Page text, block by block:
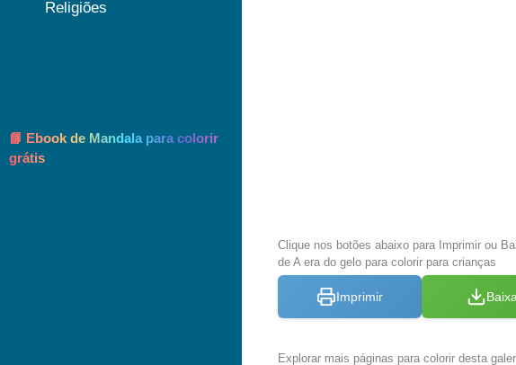
Clique nos botões abaixo para Imprimir ou
de A era do gelo para colorir para crianças
Imprimir
Explorar mais páginas para colorir desta
Religiões
📘 Ebook de Mandala para colorir
grátis